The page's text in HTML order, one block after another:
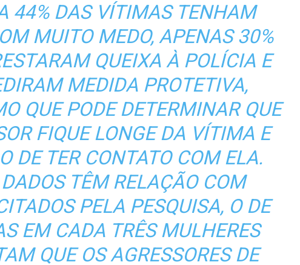
44% DAS VÍTIMAS TENHAM
MUITO MEDO, APENAS 30%
QUEIXA À POLÍCIA E
MEDIDA PROTETIVA,
QUE PODE DETERMINAR QUE
FIQUE LONGE DA VÍTIMA E
DE TER CONTATO COM ELA.
TÊM RELAÇÃO COM
PELA PESQUISA, O DE
EM CADA TRÊS MULHERES
QUE OS AGRESSORES DE